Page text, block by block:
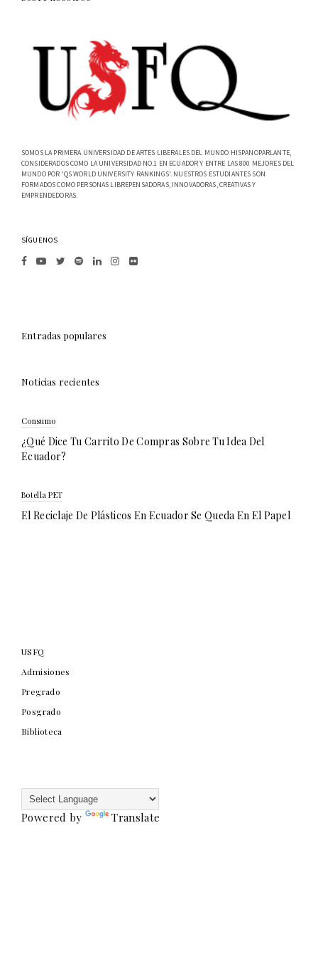
SOMOS LA PRIMERA UNIVERSIDAD DE ARTES LIBERALES DEL MUNDO HISPANOPARLANTE,
CONSIDERADOS COMO LA UNIVERSIDAD NO.1 EN ECUADOR Y ENTRE LAS 800 MEJORES DEL
MUNDO POR 'QS WORLD UNIVERSITY RANKINGS'. NUESTROS ESTUDIANTES SON
FORMADOS COMO PERSONAS LIBREPENSADORAS, INNOVADORAS, CREATIVAS Y
EMPRENDEDORAS.
SÍGUENOS
Entradas populares
Noticias recientes
Consumo
¿Qué Dice Tu Carrito De Compras Sobre Tu Idea Del
Ecuador?
Botella PET
El Reciclaje De Plásticos En Ecuador Se Queda En El Papel
USFQ
Admisiones
Pregrado
Posgrado
Biblioteca
Powered by Translate